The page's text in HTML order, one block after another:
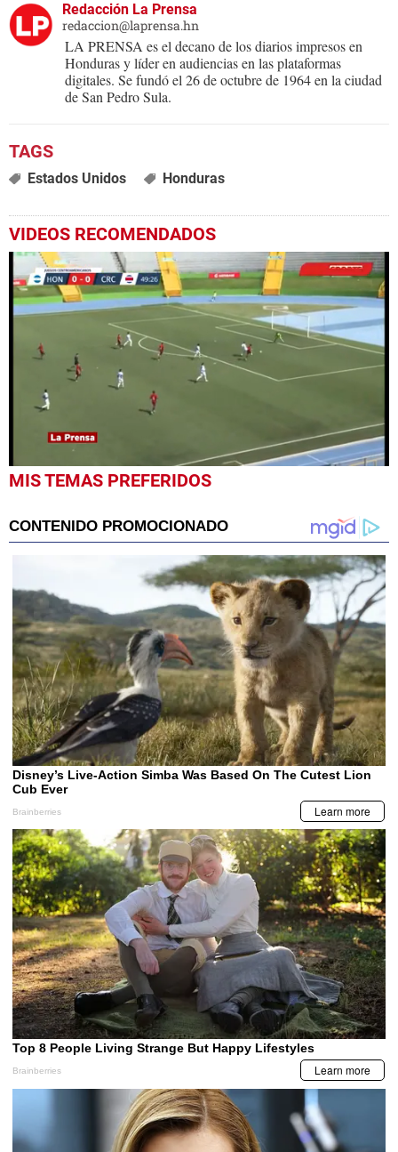
Redacción La Prensa
redaccion@laprensa.hn
LA PRENSA es el decano de los diarios impresos en
Honduras y líder en audiencias en las plataformas
digitales. Se fundó el 26 de octubre de 1964 en la ciudad
de San Pedro Sula.
Estados Unidos Honduras
VIDEOS RECOMENDADOS
0
seconds
seconds
MIS TEMAS PREFERIDOS